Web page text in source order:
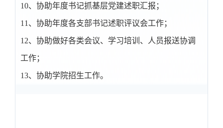
10、协助年度书记抓基层党建述职汇报；
11、协助年度各支部书记述职评议会工作；
12、协助做好各类会议、学习培训、人员报送协调
工作；
13、协助学院招生工作。